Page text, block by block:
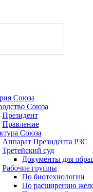
Союза
Союза
Президент
Правление
Союза
Аппарат Президента РЗС
Третейский суд
Документы для
Рабочие группы
По биотехнологии
По расширению